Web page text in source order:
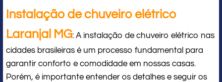
Instalação de chuveiro elétrico
Laranjal MG: A instalação de chuveiro elétrico nas
cidades brasileiras é um processo fundamental para
garantir conforto e comodidade em nossas casas.
Porém, é importante entender os detalhes e seguir os